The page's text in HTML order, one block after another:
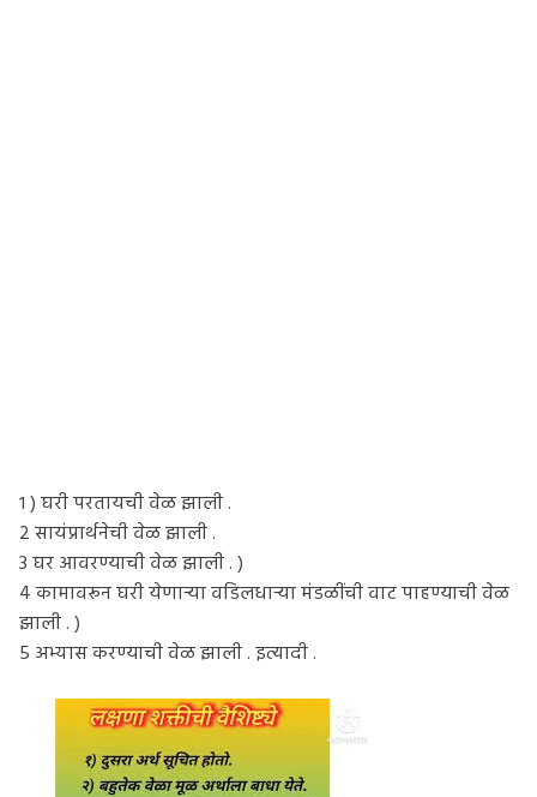
१ ) घरी परतायची वेळ झाली .
2 सायंप्रार्थनेची वेळ झाली .
3 घर आवरण्याची वेळ झाली . )
4 कामावरून घरी येणाऱ्या वडिलधाऱ्या मंडळींची वाट पाहण्याची वेळ
झाली . )
5 अभ्यास करण्याची वेळ झाली . इत्यादी .